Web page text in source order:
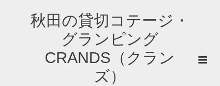
秋田の貸切コテージ・
グランピング
CRANDS（クラン
ズ）